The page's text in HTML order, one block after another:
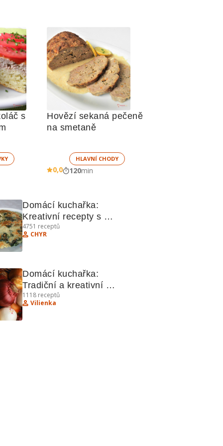
s
Hovězí sekaná pečeně
na smetaně
HLAVNÍ CHODY
0,0 120min
Domácí kuchařka:
Kreativní recepty s
brambory, masem a koláči
4751 receptů
CHYR
Domácí kuchařka:
Tradiční a kreativní
recepty
1118 receptů
Vilienka